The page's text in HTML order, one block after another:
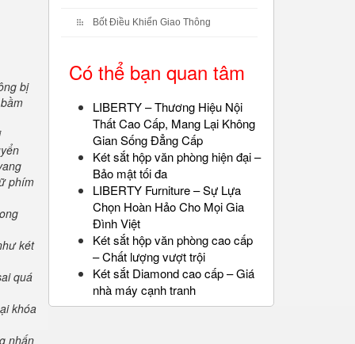
bị
phím
két
quá
khóa
nhấn
Bốt Điều Khiển Giao Thông
Có thể bạn quan tâm
LIBERTY – Thương Hiệu Nội
Thất Cao Cấp, Mang Lại Không
Gian Sống Đẳng Cấp
Két sắt hộp văn phòng hiện đại –
Bảo mật tối đa
LIBERTY Furniture – Sự Lựa
Chọn Hoàn Hảo Cho Mọi Gia
Đình Việt
Két sắt hộp văn phòng cao cấp
– Chất lượng vượt trội
Két sắt Diamond cao cấp – Giá
nhà máy cạnh tranh